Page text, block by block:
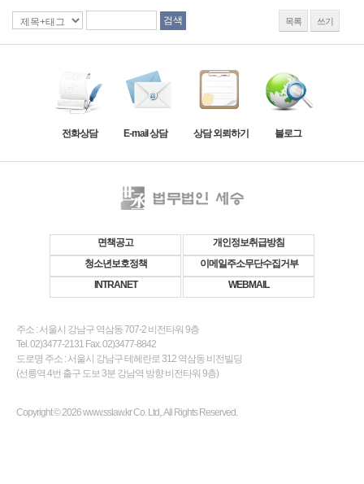
목록 쓰기
전화상담 E-mail 상담 상담 외뢰하기 블로그
면책공고
개인정보취급방침
청소년보호정책
이메일주소무단수집거부
INTRANET
WEBMAIL
주소 : 서울시 강남구 역삼동 707-2 비전타워 9층
Tel. 02)3477-2131 Fax. 02)3477-8842
도로명 주소 : 서울시 강남구 테헤란로 312 역삼동 비전빌딩
(선릉역 4번 출구 도보 3분 강남역 방향 비전타워 9층)
Copyright © 2026 www.sslaw.kr Co. Ltd,. All Rights Reserved.